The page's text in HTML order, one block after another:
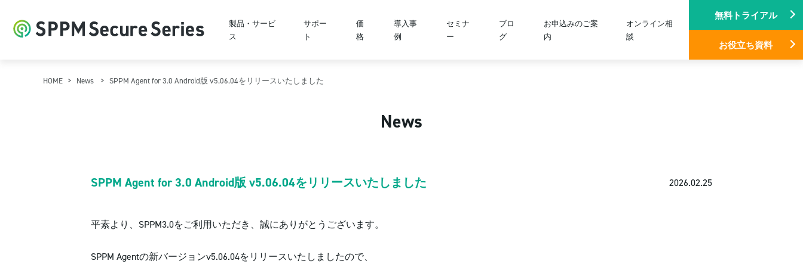
製品・サービ
ス
サポー
ト
価
格
導入事
例
セミナ
ー
ブロ
グ
お申込みのご案
内
オンライン相
談
無料トライアル
お役立ち資料
HOME News SPPM Agent for 3.0 Android版 v5.06.04をリリースいたしました
News
SPPM Agent for 3.0 Android版 v5.06.04をリリースいたしました 2026.02.25
平素より、SPPM3.0をご利用いただき、誠にありがとうございます。
SPPM Agentの新バージョンv5.06.04をリリースいたしましたので、